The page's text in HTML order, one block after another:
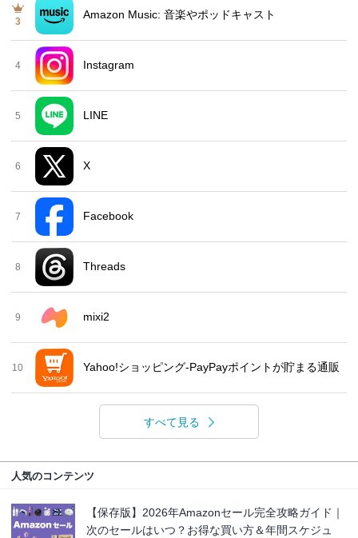
3
Amazon Music: 音楽やポッドキャスト
4 Instagram
5 LINE
6 X
7 Facebook
8 Threads
9 mixi2
10 Yahoo!ショッピング-PayPayポイントが貯まる通販
すべて見る
人気のコンテンツ
【保存版】2026年Amazonセール完全攻略ガイド｜
次のセールはいつ？お得な買い方＆年間スケジュ